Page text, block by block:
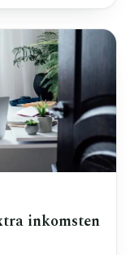
inkomsten